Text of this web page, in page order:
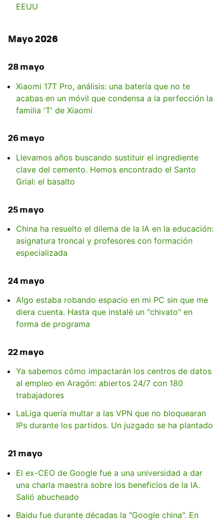
EEUU
Mayo 2026
28 mayo
Xiaomi 17T Pro, análisis: una batería que no te
acabas en un móvil que condensa a la perfección la
familia 'T' de Xiaomi
26 mayo
Llevamos años buscando sustituir el ingrediente
clave del cemento. Hemos encontrado el Santo
Grial: el basalto
25 mayo
China ha resuelto el dilema de la IA en la educación:
asignatura troncal y profesores con formación
especializada
24 mayo
Algo estaba robando espacio en mi PC sin que me
diera cuenta. Hasta que instalé un "chivato" en
forma de programa
22 mayo
Ya sabemos cómo impactarán los centros de datos
al empleo en Aragón: abiertos 24/7 con 180
trabajadores
LaLiga quería multar a las VPN que no bloquearan
IPs durante los partidos. Un juzgado se ha plantado
21 mayo
El ex-CEO de Google fue a una universidad a dar
una charla maestra sobre los beneficios de la IA.
Salió abucheado
Baidu fue durante décadas la "Google china". En